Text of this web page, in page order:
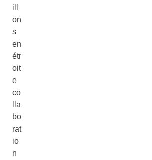
ill
on
s
en
étr
oit
e
co
lla
bo
rat
io
n